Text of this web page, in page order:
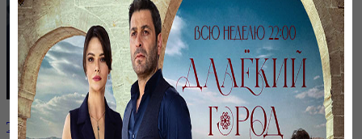
Таразда ТЭЦ қызметкерлері жалақы көтеруді талап етті